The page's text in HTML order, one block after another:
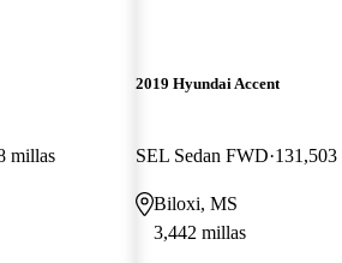
millas
2019 Hyundai Accent
SEL Sedan FWD 131,503
Biloxi, MS
3,442 millas